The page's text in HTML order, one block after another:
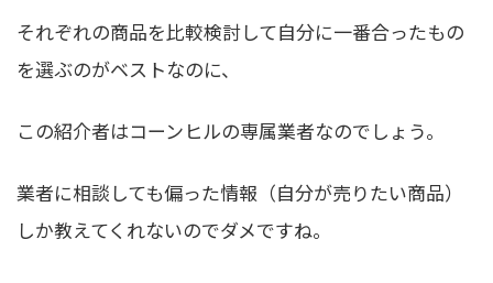
それぞれの商品を比較検討して自分に一番合ったもの
を選ぶのがベストなのに、
この紹介者はコーンヒルの専属業者なのでしょう。
業者に相談しても偏った情報（自分が売りたい商品）
しか教えてくれないのでダメですね。